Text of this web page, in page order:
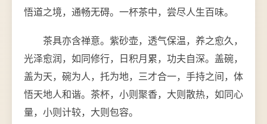
悟道之境，通畅无碍。一杯茶中，尝尽人生百味。
茶具亦含禅意。紫砂壶，透气保温，养之愈久，
光泽愈润，如同修行，日积月累，功夫自深。盖碗，
盖为天，碗为人，托为地，三才合一，手持之间，体
悟天地人和谐。茶杯，小则聚香，大则散热，如同心
量，小则计较，大则包容。